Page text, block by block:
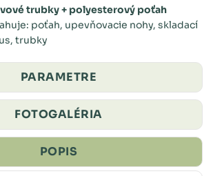
trubky + polyesterový poťah
poťah, upevňovacie nohy, skladací
trubky
PARAMETRE
FOTOGALÉRIA
POPIS